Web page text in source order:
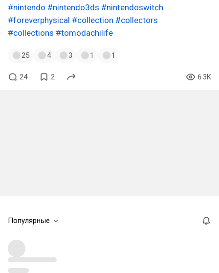
#nintendo #nintendo3ds #nintendoswitch
#foreverphysical #collection #collectors
#collections #tomodachilife
25 4 3 1 1
24 2 6.3K
Популярные